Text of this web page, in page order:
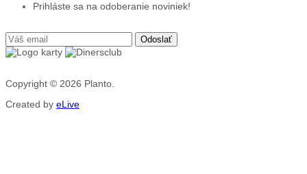
Prihláste sa na odoberanie noviniek!
Copyright © 2026 Planto.
Created by eLive